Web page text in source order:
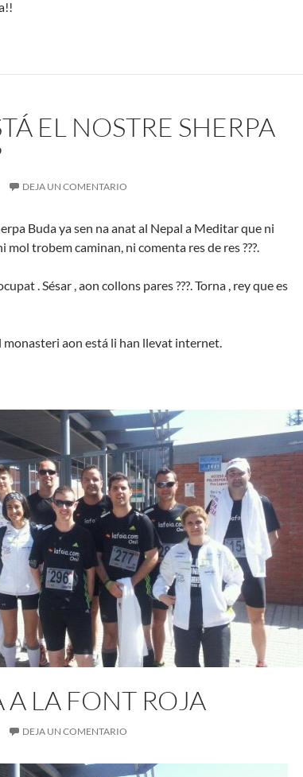
EL NOSTRE SHERPA
DEJA UN COMENTARIO
Buda ya sen na anat al Nepal a Meditar que ni
mol trobem caminan, ni comenta res de res ???.
. Sésar , aon collons pares ???. Torna , rey que es
monasteri aon está li han llevat internet.
A LA FONT ROJA
DEJA UN COMENTARIO